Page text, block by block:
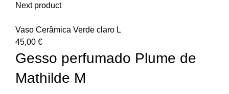
Next product
Vaso Cerâmica Verde claro L
45,00 €
Gesso perfumado Plume de
Mathilde M